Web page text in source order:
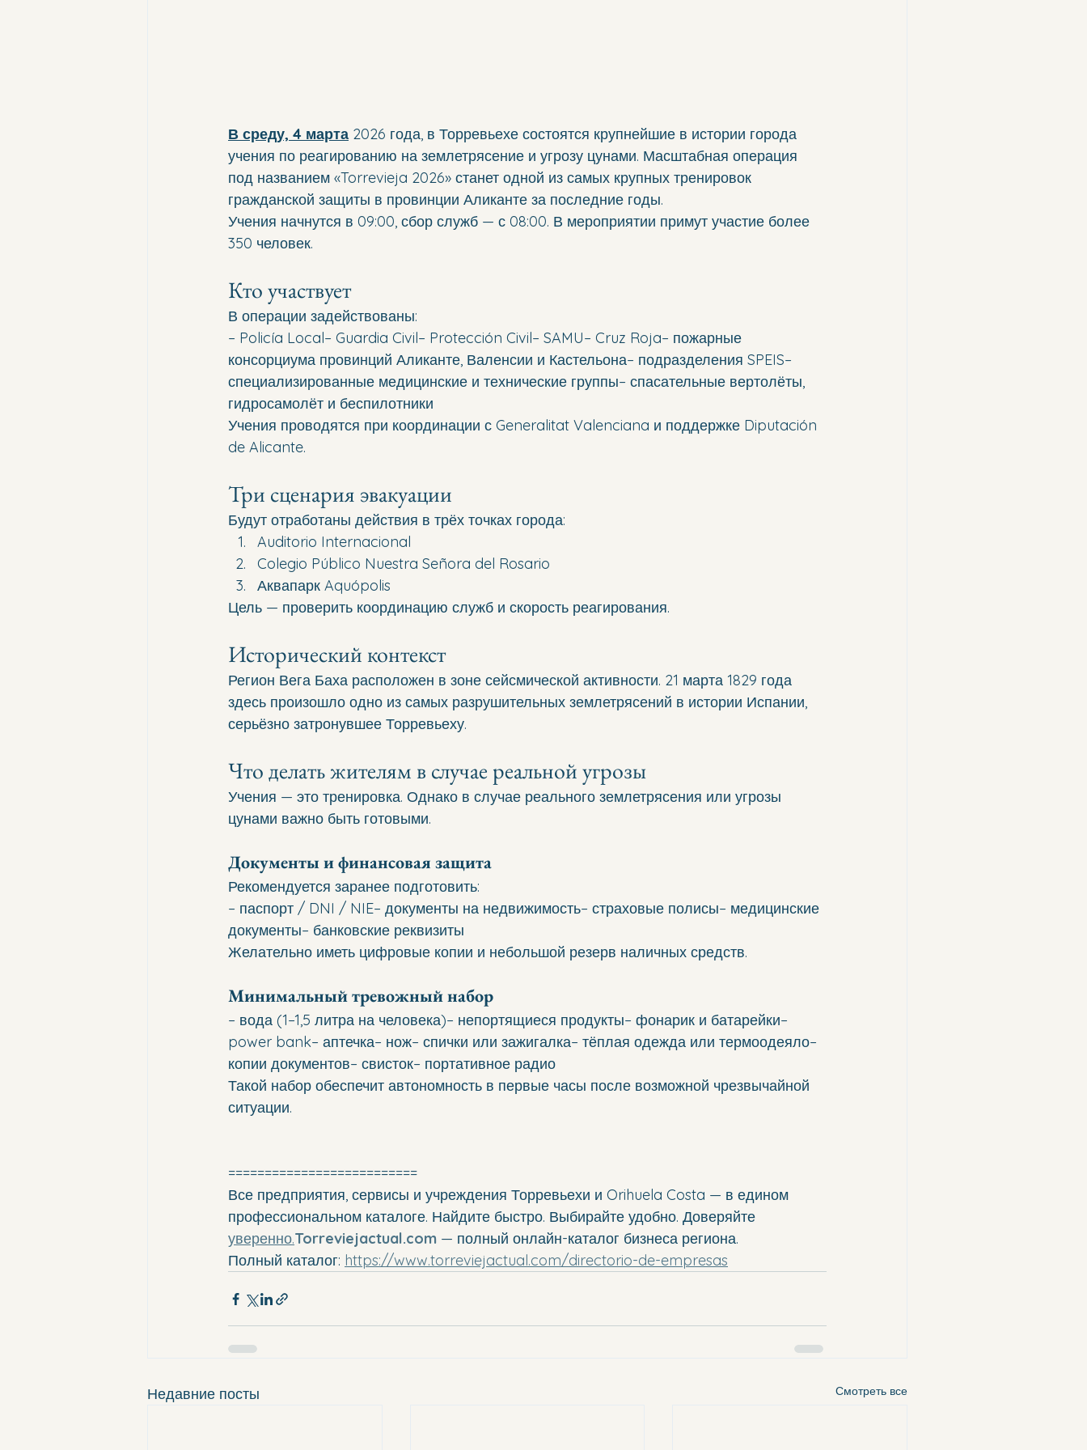
В среду, 4 марта 2026 года, в Торревьехе состоятся крупнейшие в истории города
учения по реагированию на землетрясение и угрозу цунами. Масштабная операция
под названием «Torrevieja 2026» станет одной из самых крупных тренировок
гражданской защиты в провинции Аликанте за последние годы.
Учения начнутся в 09:00, сбор служб — с 08:00. В мероприятии примут участие более
350 человек.
Кто участвует
В операции задействованы:
– Policía Local– Guardia Civil– Protección Civil– SAMU– Cruz Roja– пожарные
консорциума провинций Аликанте, Валенсии и Кастельона– подразделения SPEIS–
специализированные медицинские и технические группы– спасательные вертолёты,
гидросамолёт и беспилотники
Учения проводятся при координации с Generalitat Valenciana и поддержке Diputación
de Alicante.
Три сценария эвакуации
Будут отработаны действия в трёх точках города:
Auditorio Internacional
Colegio Público Nuestra Señora del Rosario
Аквапарк Aquópolis
Цель — проверить координацию служб и скорость реагирования.
Исторический контекст
Регион Вега Баха расположен в зоне сейсмической активности. 21 марта 1829 года
здесь произошло одно из самых разрушительных землетрясений в истории Испании,
серьёзно затронувшее Торревьеху.
Что делать жителям в случае реальной угрозы
Учения — это тренировка. Однако в случае реального землетрясения или угрозы
цунами важно быть готовыми.
Документы и финансовая защита
Рекомендуется заранее подготовить:
– паспорт / DNI / NIE– документы на недвижимость– страховые полисы– медицинские
документы– банковские реквизиты
Желательно иметь цифровые копии и небольшой резерв наличных средств.
Минимальный тревожный набор
– вода (1–1,5 литра на человека)– непортящиеся продукты– фонарик и батарейки–
power bank– аптечка– нож– спички или зажигалка– тёплая одежда или термоодеяло–
копии документов– свисток– портативное радио
Такой набор обеспечит автономность в первые часы после возможной чрезвычайной
ситуации.
==========================
Все предприятия, сервисы и учреждения Торревьехи и Orihuela Costa — в едином
профессиональном каталоге. Найдите быстро. Выбирайте удобно. Доверяйте
уверенно.Torreviejactual.com — полный онлайн-каталог бизнеса региона.
Полный каталог: https://www.torreviejactual.com/directorio-de-empresas
Недавние посты Смотреть все